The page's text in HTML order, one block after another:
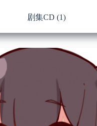
剧集CD (1)